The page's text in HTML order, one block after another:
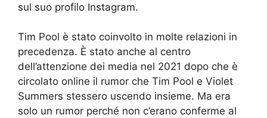
sul suo profilo Instagram.
Tim Pool è stato coinvolto in molte relazioni in
precedenza. È stato anche al centro
dell’attenzione dei media nel 2021 dopo che è
circolato online il rumor che Tim Pool e Violet
Summers stessero uscendo insieme. Ma era
solo un rumor perché non c’erano conferme al